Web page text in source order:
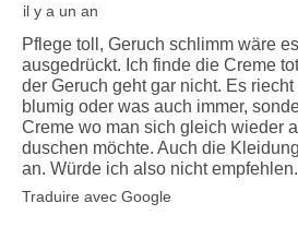
il y a un an
Pflege toll, Geruch schlimm wäre
ausgedrückt. Ich finde die Creme
der Geruch geht gar nicht. Es
blumig oder was auch immer,
Creme wo man sich gleich wieder
duschen möchte. Auch die
an. Würde ich also nicht empfehlen.
Traduire avec Google